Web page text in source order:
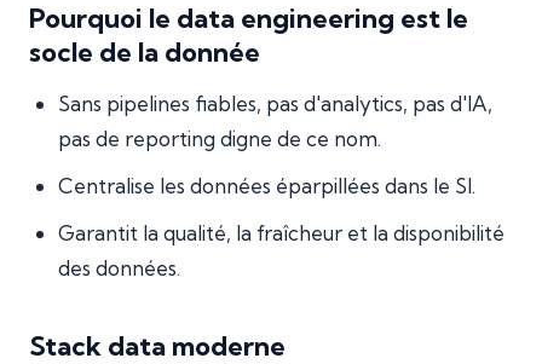
Pourquoi le data engineering est le
socle de la donnée
Sans pipelines fiables, pas d'analytics, pas d'IA,
pas de reporting digne de ce nom.
Centralise les données éparpillées dans le SI.
Garantit la qualité, la fraîcheur et la disponibilité
des données.
Stack data moderne